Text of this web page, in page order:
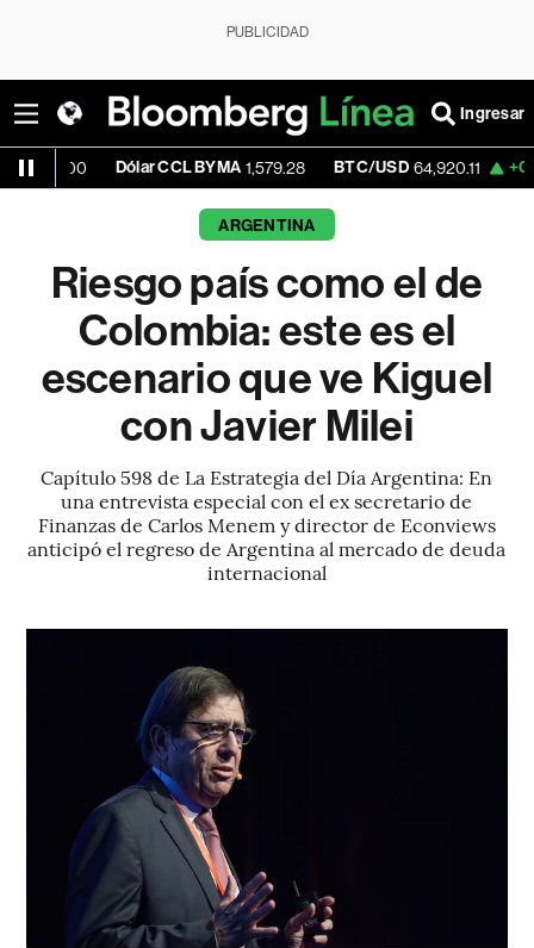
PUBLICIDAD
Ingresar
Dólar CCL BYMA 1,579.28 BTC/USD 64,920.11 +0.82%
ARGENTINA
Riesgo país como el de
Colombia: este es el
escenario que ve Kiguel
con Javier Milei
Capítulo 598 de La Estrategia del Día Argentina: En
una entrevista especial con el ex secretario de
Finanzas de Carlos Menem y director de Econviews
anticipó el regreso de Argentina al mercado de deuda
internacional